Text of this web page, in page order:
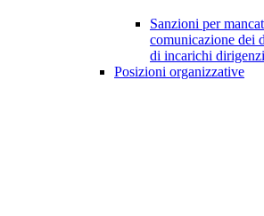
Sanzioni per
comunicazione dei
di incarichi
Posizioni organizzative